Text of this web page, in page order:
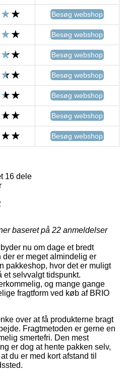
Besøg webshop
Besøg webshop
Besøg webshop
Besøg webshop
Besøg webshop
Besøg webshop
Besøg webshop
16 dele
baseret på 22 anmeldelser
nu om dage et bredt
er meget almindelig er
pakkeshop, hvor det er muligt
et selvvalgt tidspunkt.
og mange gange
fragtform ved køb af BRIO
over at få produkterne bragt
Fragtmetoden er gerne en
smertefri. Den mest
er dog at hente pakken selv,
du er med kort afstand til